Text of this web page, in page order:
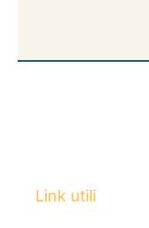
Link utili